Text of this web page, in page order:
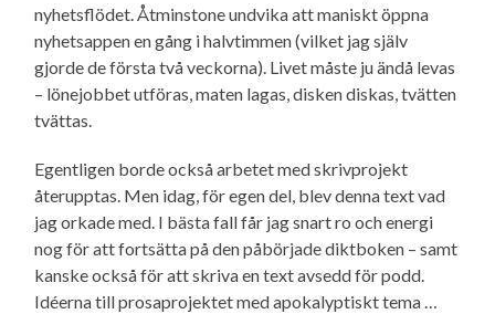
nyhets­flödet. Åtminstone undvika att maniskt öppna
nyhetsappen en gång i halvtimmen (vilket jag själv
gjorde de första två veckorna). Livet måste ju ändå levas
– lönejobbet utföras, maten lagas, disken diskas, tvätten
tvättas.
Egentligen borde också arbetet med skrivprojekt
återupptas. Men idag, för egen del, blev denna text vad
jag orkade med. I bästa fall får jag snart ro och energi
nog för att fortsätta på den påbörjade diktboken – samt
kanske också för att skriva en text avsedd för podd.
Idéerna till prosaprojektet med apokalyptiskt tema …